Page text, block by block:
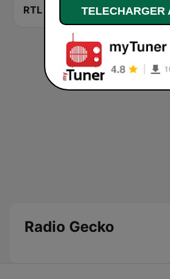
RTL 2 Montecarlo al doualiya (مونت كارلو الدولية)
Radio Gecko
TELECHARGER